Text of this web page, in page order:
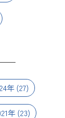
年(27)
年 (23)